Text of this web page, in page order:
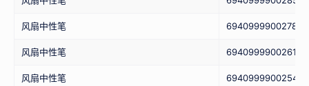
风扇中性笔 6940999900278
风扇中性笔 6940999900261
风扇中性笔 6940999900254